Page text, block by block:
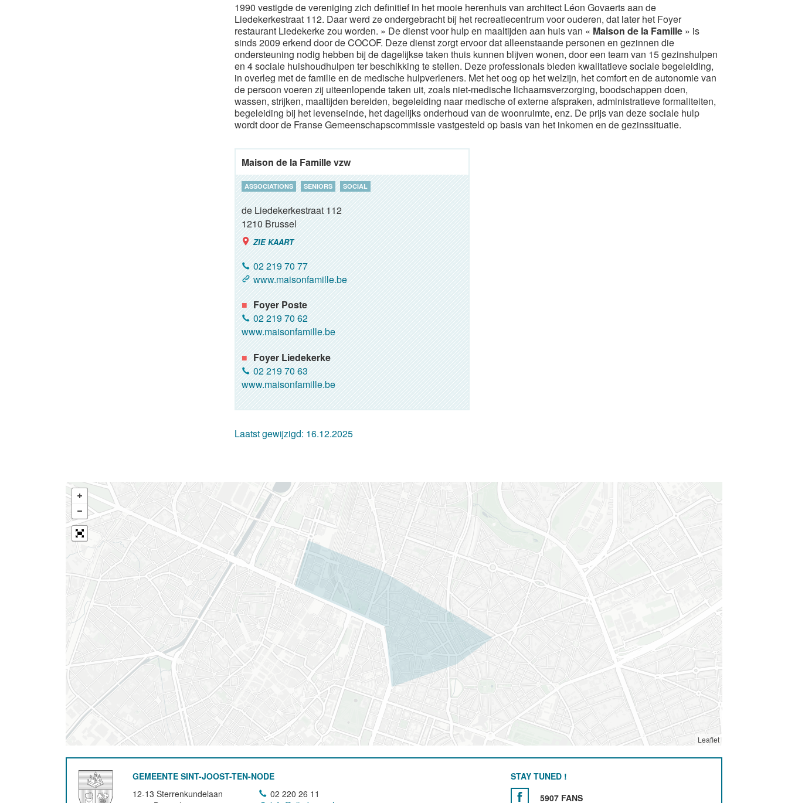
1990 vestigde de vereniging zich definitief in het mooie herenhuis van architect Léon Govaerts aan de
Liedekerkestraat 112. Daar werd ze ondergebracht bij het recreatiecentrum voor ouderen, dat later het Foyer
restaurant Liedekerke zou worden. » De dienst voor hulp en maaltijden aan huis van « Maison de la Famille» is
sinds 2009 erkend door de COCOF. Deze dienst zorgt ervoor dat alleenstaande personen en gezinnen die
ondersteuning nodig hebben bij de dagelijkse taken thuis kunnen blijven wonen, door een team van 15 gezinshulpen
en 4 sociale huishoudhulpen ter beschikking te stellen. Deze professionals bieden kwalitatieve sociale begeleiding,
in overleg met de familie en de medische hulpverleners. Met het oog op het welzijn, het comfort en de autonomie van
de persoon voeren zij uiteenlopende taken uit, zoals niet-medische lichaamsverzorging, boodschappen doen,
wassen, strijken, maaltijden bereiden, begeleiding naar medische of externe afspraken, administratieve formaliteiten,
begeleiding bij het levenseinde, het dagelijks onderhoud van de woonruimte, enz. De prijs van deze sociale hulp
wordt door de Franse Gemeenschapscommissie vastgesteld op basis van het inkomen en de gezinssituatie.
Maison de la Famille vzw
ASSOCIATIONS SENIORS SOCIAL
de Liedekerkestraat 112
1210Brussel
ZIE KAART
02 219 70 77
www.maisonfamille.be
Foyer Poste
02 219 70 62
www.maisonfamille.be
Foyer Liedekerke
02 219 70 63
www.maisonfamille.be
Laatst gewijzigd: 16.12.2025
Leaflet
GEMEENTE SINT-JOOST-TEN-NODE
12-13 Sterrenkundelaan
02 220 26 11
STAY TUNED !
5907 FANS